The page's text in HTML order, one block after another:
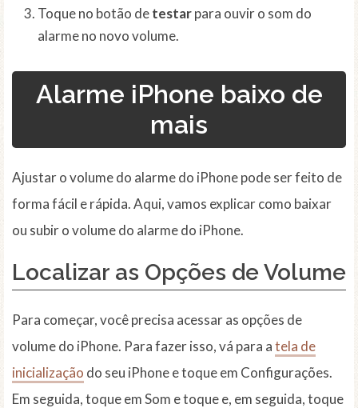
Toque no botão detestarpara ouvir o som do
alarme no novo volume.
Alarme iPhone baixo de
mais
Ajustar o volume do alarme do iPhone pode ser feito de
forma fácil e rápida. Aqui, vamos explicar como baixar
ou subir o volume do alarme do iPhone.
Localizar as Opções de Volume
Para começar, você precisa acessar as opções de
volume do iPhone. Para fazer isso, vá para atela de
inicialização do seu iPhone e toque em Configurações.
Em seguida, toque em Som e toque e, em seguida, toque